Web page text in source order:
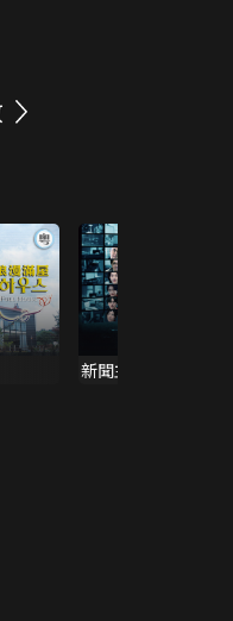
新聞主播 (雙語版)